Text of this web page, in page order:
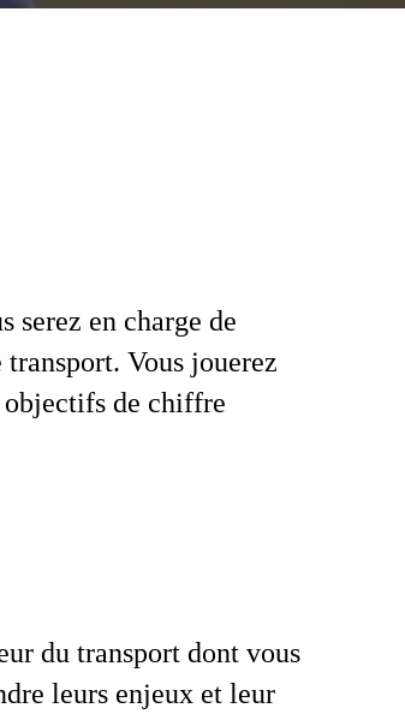
serez en charge de
Vous jouerez
objectifs de chiffre
du transport dont vous
leurs enjeux et leur